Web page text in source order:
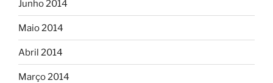
Junho 2014
Maio 2014
Abril 2014
Março 2014